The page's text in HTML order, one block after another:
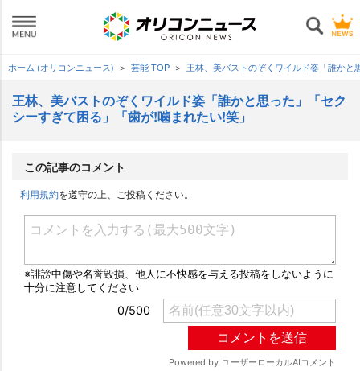
ホーム (オリコンニュース) 芸能 TOP 王林、美バストのぞくワイルド姿「誰か
王林、美バストのぞくワイルド姿「誰かと思った」「セク
シーすぎて困る」「歯が!噛まれたい!笑」
この記事のコメント
利用規約を遵守の上、ご投稿ください。